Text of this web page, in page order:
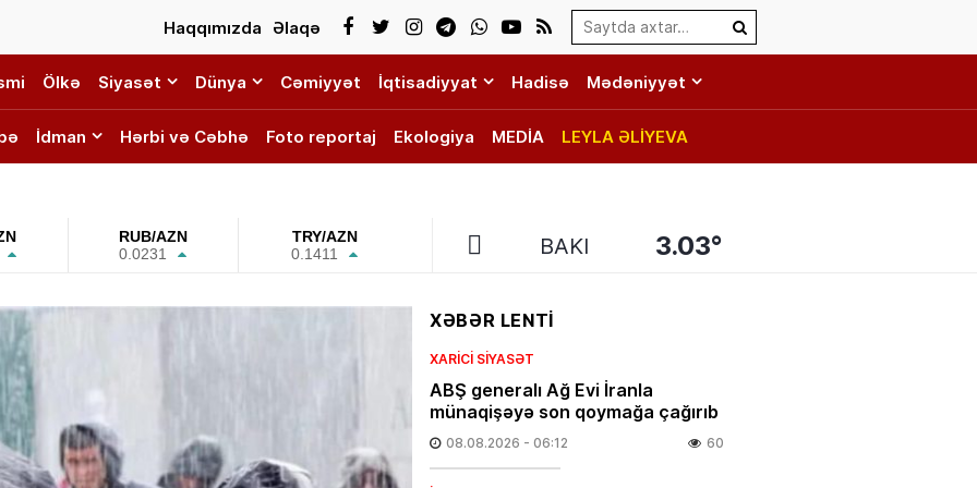
Search…
Haqqımızda Əlaqə
Ölkə Siyasət Dünya Cəmiyyət İqtisadiyyat Hadisə Mədəniyyət
İdman Hərbi və Cəbhə Foto reportaj Ekologiya MEDİA LEYLA ƏLİYEVA
RUB/AZN
0.0231
TRY/AZN
0.1411
BAKI 3.03°
XƏBƏR LENTİ
XARICI SIYASƏT
ABŞ generalı Ağ Evi İranla
münaqişəyə son qoymağa çağırıb
08.08.2026 - 06:12 60